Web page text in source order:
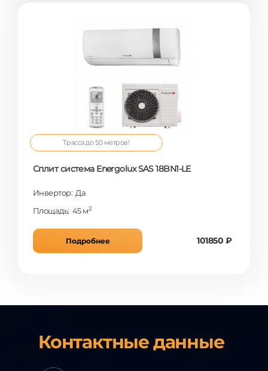
Трасса до 50 метров!
Сплит система Energolux SAS 18BN1-LE
Инвертор: Да
Площадь: 45 м2
Подробнее 101850 ₽
Контактные данные